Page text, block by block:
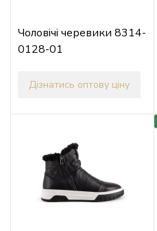
Чоловічі черевики 8314-
0128-01
Дізнатись оптову ціну